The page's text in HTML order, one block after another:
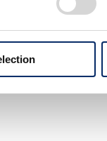
リトアニア